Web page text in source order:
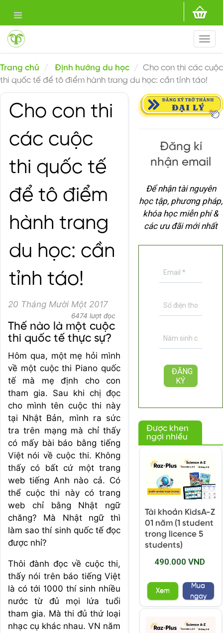
Trang chủ Định hướng du học
Cho con thi các cuộc
thi quốc tế để tô điểm hành trang du học: cần tỉnh táo!
Cho con thi
các cuộc
thi quốc tế
để tô điểm
hành trang
du học: cần
tỉnh táo!
20 Tháng Mười Một 2017
6474 lượt đọc
Thế nào là một cuộc
thi quốc tế thực sự?
Hôm qua, một mẹ hỏi mình
về một cuộc thi Piano quốc
tế mà mẹ định cho con
tham gia. Sau khi chị đọc
cho mình tên cuộc thi này
tại Nhật Bản, mình ra sức
tra trên mạng mà chỉ thấy
có mấy bài báo bằng tiếng
Việt nói về cuộc thi. Không
thấy có bất cứ một trang
web tiếng Anh nào cả. Có
thể cuộc thi này có trang
web chỉ bằng Nhật ngữ
chăng? Mà Nhật ngữ thì
làm sao thí sinh quốc tế đọc
được nhỉ?
Thôi đành đọc về cuộc thi,
thấy nói trên báo tiếng Việt
là có tới 1000 thí sinh nhiều
nước từ đủ mọi lứa tuổi
tham gia. Mà thi đủ thứ loại
nhạc cụ khác nhau. VN năm
Đăng kí
nhận email
Để nhận tài nguyên
học tập, phương pháp,
khóa học miễn phí &
các ưu đãi mới nhất
Được khen
ngợi nhiều
Tài khoản KidsA-Z
01 năm (1 student
trong licence 5
students)
490.000 VND
Xem
Mua
ngay